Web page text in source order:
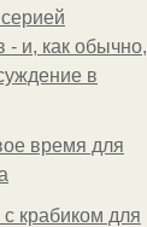
и, как обычно,
в
время для
крабиком для